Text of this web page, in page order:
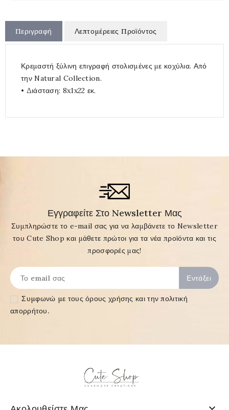
Περιγραφή Λεπτομέρειες Προϊόντος
Κρεμαστή ξύλινη επιγραφή στολισμένες με κοχύλια. Από
την Natural Collection.
• Διάσταση: 8x1x22 εκ.
Εγγραφείτε Στο Newsletter Μας
Συμπληρώστε το e-mail σας για να λαμβάνετε το Newsletter
του Cute Shop και μάθετε πρώτοι για τα νέα προϊόντα και τις
προσφορές μας!
Συμφωνώ με τουςόρους χρήσης και την πολιτική
απορρήτου.